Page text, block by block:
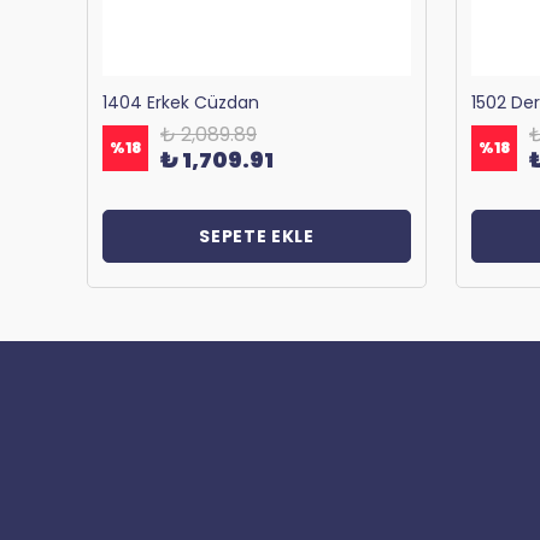
1404 Erkek Cüzdan
%18 ₺ 2,089.89
₺ 1,709.91
SEPETE EKLE
1502
%18